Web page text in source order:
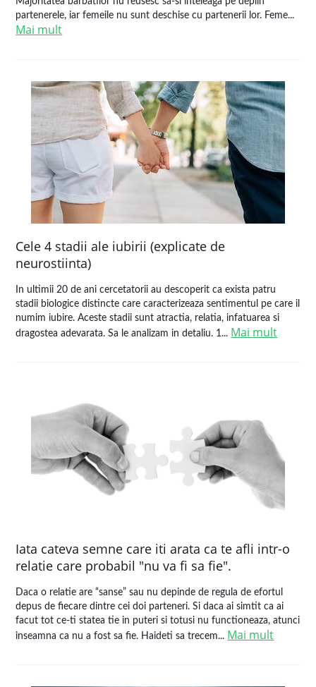
partenerele, iar femeile nu sunt deschise cu partenerii lor. Feme...
Mai mult
Cele 4 stadii ale iubirii (explicate de
neurostiinta)
In ultimii 20 de ani cercetatorii au descoperit ca exista patru
stadii biologice distincte care caracterizeaza sentimentul pe care il
numim iubire. Aceste stadii sunt atractia, relatia, infatuarea si
dragostea adevarata. Sa le analizam in detaliu. 1... Mai mult
Iata cateva semne care iti arata ca te afli intr-o
relatie care probabil "nu va fi sa fie".
Daca o relatie are “sanse” sau nu depinde de regula de efortul
depus de fiecare dintre cei doi parteneri. Si daca ai simtit ca ai
facut tot ce-ti statea tie in puteri si totusi nu functioneaza, atunci
inseamna ca nu a fost sa fie. Haideti sa trecem... Mai mult